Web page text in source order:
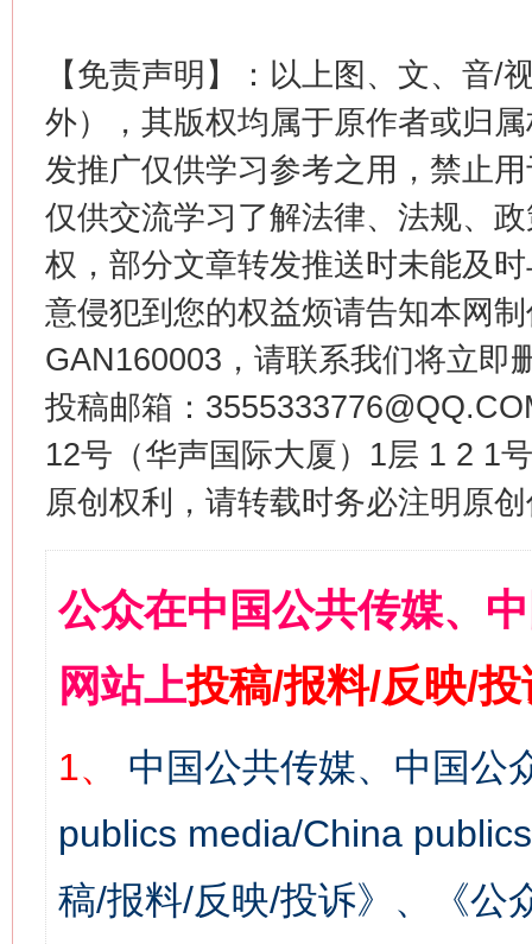
【免责声明】：以上图、文、音/
外），其版权均属于原作者或归
发推广仅供学习参考之用，禁止
仅供交流学习了解法律、法规、
权，部分文章转发推送时未能及
意侵犯到您的权益烦请告知本网
GAN160003，请联系我们将立即
投稿邮箱：
12号（华声国际大厦）1层 1 2 1
原创权利，请转载时务必注明原
公众在中国公共传媒、
网站上投稿/报料/反映/
1、
中国公共传媒、中国公
publics media/China
稿/报料/反映/投诉》、《公